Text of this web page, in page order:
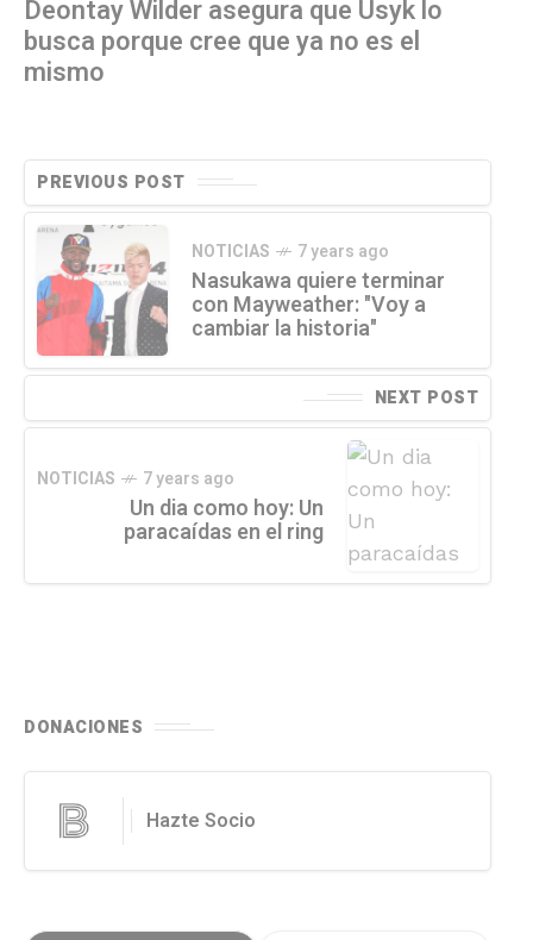
Deontay Wilder asegura que Usyk lo
busca porque cree que ya no es el
mismo
PREVIOUS POST
NOTICIAS 7 years ago
Nasukawa quiere terminar
con Mayweather: "Voy a
cambiar la historia"
NEXT POST
NOTICIAS 7 years ago
Un dia como hoy: Un
paracaídas en el ring
DONACIONES
Hazte Socio